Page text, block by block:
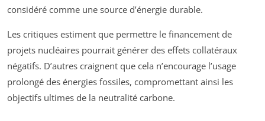
considéré comme une source d’énergie durable.
Les critiques estiment que permettre le financement de
projets nucléaires pourrait générer des effets collatéraux
négatifs. D’autres craignent que cela n’encourage l’usage
prolongé des énergies fossiles, compromettant ainsi les
objectifs ultimes de la neutralité carbone.